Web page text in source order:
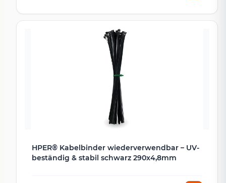
HPER® Kabelbinder wiederverwendbar – UV-
beständig & stabil schwarz 290x4,8mm